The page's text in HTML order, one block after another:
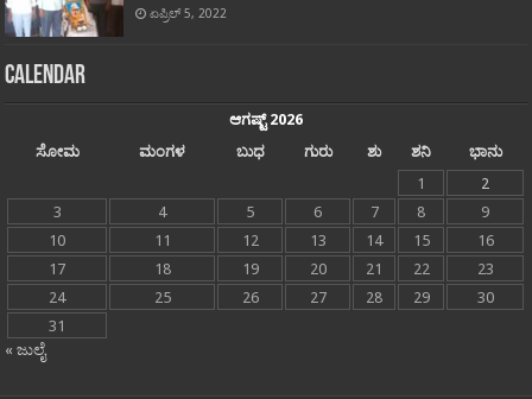
ಏಪ್ರಿಲ್ 5, 2022
Calendar
ಆಗಷ್ಟ್ 2026
ಸೋಮ
ಮಂಗಳ ಬುಧ ಗುರು ಶು ಶನಿ
ಭಾನು
1
2
3
4 5 6 7 8
9
10
11 12 13 14 15
16
17
18 19 20 21 22
23
24
25 26 27 28 29
30
31
« ಜುಲೈ